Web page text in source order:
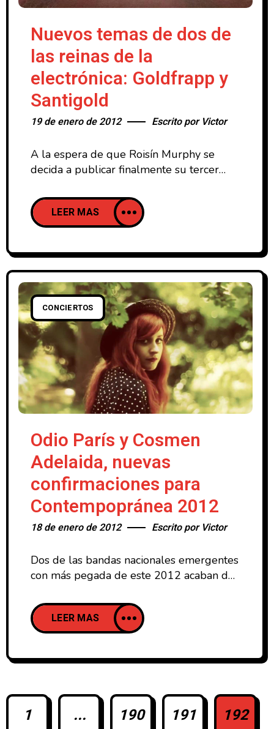
Nuevos temas de dos de
las reinas de la
electrónica: Goldfrapp y
Santigold
19 de enero de 2012 Escrito por Victor
A la espera de que Roisín Murphy se
decida a publicar finalmente su tercer
discográfica y por el nacimiento de su
primera hija, nos llegan nuevas noticias de
aquellas que durante un tiempo han
electrónica.. Los ingleses Goldfrapp están
preparando un recopilatorio de toda
LEER MAS
CONCIERTOS
Odio París y Cosmen
Adelaida, nuevas
confirmaciones para
Contempopránea 2012
18 de enero de 2012 Escrito por Victor
Dos de las bandas nacionales emergentes
con más pegada de este 2012 acaban de
Contempopránea 2012 Cruzcampo. Odio
París y su discazo Cuando nadie pone un
disco, que ya analizó Javi hace unos
del Paseo de las Laderas descargando el
LEER MAS
1 ... 190 191 192